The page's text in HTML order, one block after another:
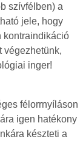
szívfélben) a
jele, hogy
kontraindikáció
végezhetünk,
inger!
félorrnyíláson
igen hatékony
készteti a